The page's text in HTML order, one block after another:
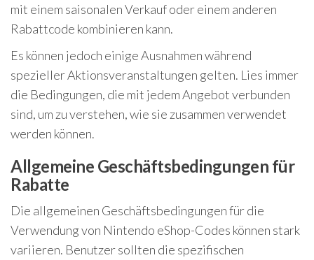
mit einem saisonalen Verkauf oder einem anderen
Rabattcode kombinieren kann.
Es können jedoch einige Ausnahmen während
spezieller Aktionsveranstaltungen gelten. Lies immer
die Bedingungen, die mit jedem Angebot verbunden
sind, um zu verstehen, wie sie zusammen verwendet
werden können.
Allgemeine Geschäftsbedingungen für
Rabatte
Die allgemeinen Geschäftsbedingungen für die
Verwendung von Nintendo eShop-Codes können stark
variieren. Benutzer sollten die spezifischen